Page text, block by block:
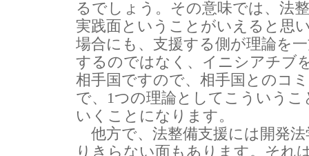
るでしょう。その意味では、法
実践面ということがいえると思
場合にも、支援する側が理論を
するのではなく、イニシアチブ
相手国ですので、相手国とのコ
で、1つの理論としてこういう
いくことになります。
他方で、法整備支援には開発
りきらない面もあります。それ